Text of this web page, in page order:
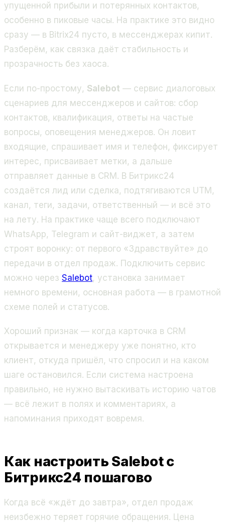
упущенной прибыли и потерянных контактов,
особенно в пиковые часы. На практике это видно
сразу — в Bitrix24 пусто, в мессенджерах кипит.
Разберём, как связка даёт стабильность и
прозрачность без хаоса.
Если по-простому, Salebot — сервис диалоговых
сценариев для мессенджеров и сайтов: сбор
контактов, квалификация, ответы на частые
вопросы, оповещения менеджеров. Он ловит
входящие, спрашивает имя и телефон, фиксирует
интерес, присваивает метки, а дальше
отправляет данные в CRM. В Битрикс24
создаётся лид или сделка, подтягиваются UTM,
канал, теги, задачи, ответственный — и всё это
на лету. На практике чаще всего подключают
WhatsApp, Telegram и сайт-виджет, а затем
строят воронку: от первого «Здравствуйте» до
передачи в отдел продаж. Подключить сервис
можно через Salebot, установка занимает
немного времени, основная работа — в грамотной
схеме полей и статусов.
Хороший признак — когда карточка в CRM
открывается и менеджеру уже понятно, кто
клиент, откуда пришёл, что спросил и на каком
шаге остановился. Если система настроена
правильно, не нужно вытаскивать историю чатов
— всё лежит в полях и комментариях, а
напоминания приходят вовремя.
Как настроить Salebot с
Битрикс24 пошагово
Когда всё «ждёт до завтра», отдел продаж
неизбежно теряет горячие обращения. Цена